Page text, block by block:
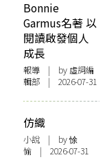
Bonnie
Garmus名著 以
閱讀啟發個人
成長
報導 | by 虛詞編
輯部 | 2026-07-31
仿織
小說 | by 悇
愉 | 2026-07-31